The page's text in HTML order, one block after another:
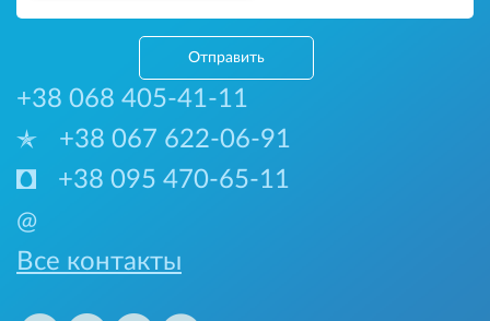
Отправить
+38 068 405-41-11
+38 067 622-06-91
+38 095 470-65-11
@
Все контакты